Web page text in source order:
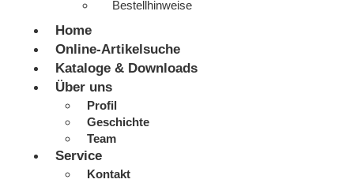
Bestellhinweise
Home
Online-Artikelsuche
Kataloge & Downloads
Über uns
Profil
Geschichte
Team
Service
Kontakt